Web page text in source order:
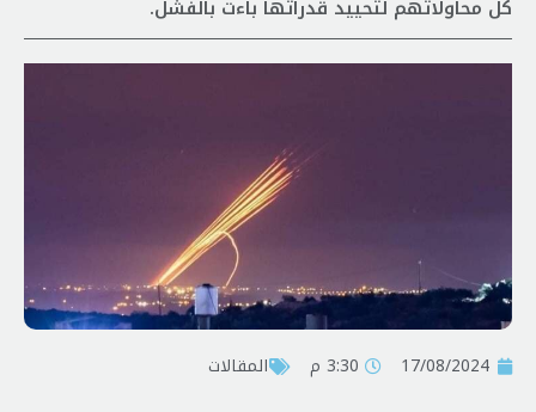
كل محاولاتهم لتحييد قدراتها باءت بالفشل.
17/08/2024 3:30 م المقالات